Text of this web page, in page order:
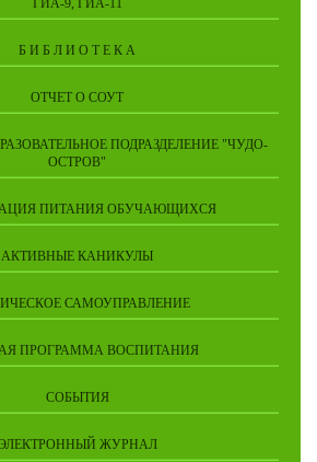
ГИА-9, ГИА-11
Б И Б Л И О Т Е К А
ОТЧЕТ О СОУТ
ПОДРАЗДЕЛЕНИЕ "ЧУДО-
ОСТРОВ"
ПИТАНИЯ ОБУЧАЮЩИХСЯ
АКТИВНЫЕ КАНИКУЛЫ
САМОУПРАВЛЕНИЕ
ПРОГРАММА ВОСПИТАНИЯ
СОБЫТИЯ
ЖУРНАЛ